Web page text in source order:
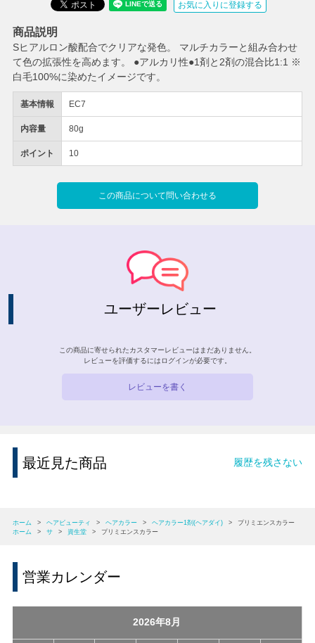
基本情報 EC7
内容量 80g
ポイント 10
お気に入りに登録する
この商品について問い合わせる
商品説明
Sヒアルロン酸配合でクリアな発色。 マルチカラーと組み合わせ
て色の拡張性を高めます。 ●アルカリ性●1剤と2剤の混合比1:1 ※
白毛100%に染めたイメージです。
ユーザーレビュー
この商品に寄せられたカスタマーレビューはまだありません。
レビューを評価するには ログインが必要です。
レビューを書く
最近見た商品 履歴を残さない
ホーム > ヘアビューティ > ヘアカラー > ヘアカラー1剤(ヘアダイ) >
プリミエンスカラー
ホーム
> サ > 資生堂 > プリミエンスカラー
営業カレンダー
2026年8月